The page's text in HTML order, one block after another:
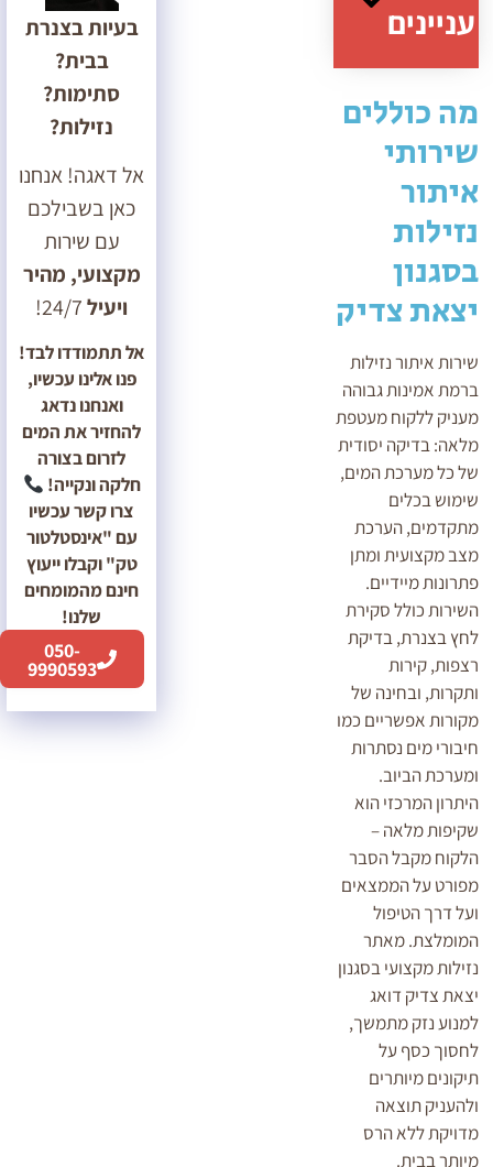
עניינים
מה כוללים
שירותי
איתור
נזילות
בסגנון
יצאת צדיק
שירות איתור נזילות
ברמת אמינות גבוהה
מעניק ללקוח מעטפת
מלאה: בדיקה יסודית
של כל מערכת המים,
שימוש בכלים
מתקדמים, הערכת
מצב מקצועית ומתן
פתרונות מיידיים.
השירות כולל סקירת
לחץ בצנרת, בדיקת
רצפות, קירות
ותקרות, ובחינה של
מקורות אפשריים כמו
חיבורי מים נסתרות
ומערכת הביוב.
היתרון המרכזי הוא
שקיפות מלאה –
הלקוח מקבל הסבר
מפורט על הממצאים
ועל דרך הטיפול
המומלצת. מאתר
נזילות מקצועי בסגנון
יצאת צדיק דואג
למנוע נזק מתמשך,
לחסוך כסף על
תיקונים מיותרים
ולהעניק תוצאה
מדויקת ללא הרס
מיותר בבית.
בעיות בצנרת
בבית?
סתימות?
נזילות?
אל דאגה! אנחנו
כאן בשבילכם
עם שירות
מקצועי, מהיר
ויעיל24/7!
אל תתמודדו לבד!
פנו אלינו עכשיו,
ואנחנו נדאג
להחזיר את המים
לזרום בצורה
חלקה ונקייה!
צרו קשר עכשיו
עם "אינסטלטור
טק" וקבלו ייעוץ
חינם מהמומחים
שלנו!
050-
9990593